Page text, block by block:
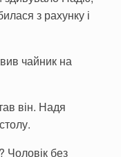
з рахунку і
чайник на
він. Надя
без